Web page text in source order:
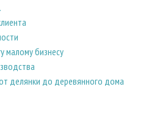
малому бизнесу
делянки до деревянного дома